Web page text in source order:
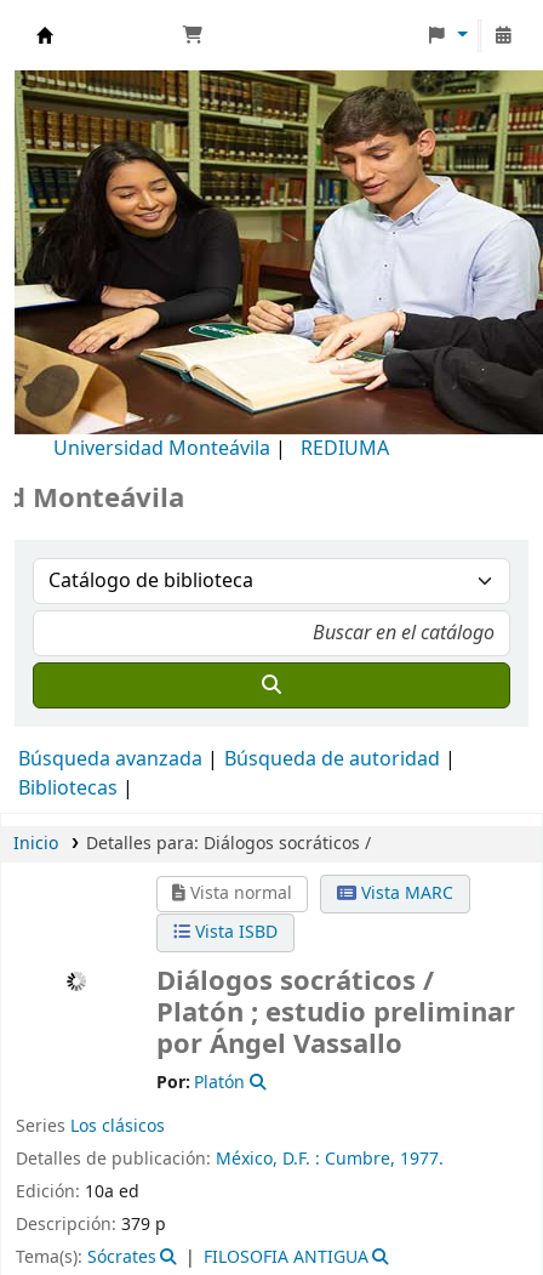
Biblioteca Universidad Monteávila
Universidad Monteávila | REDIUMA
Búsqueda avanzada
Búsqueda de autoridad
Bibliotecas
Inicio Detalles para: Diálogos socráticos /
Vista normal
Vista MARC
Vista ISBD
Diálogos socráticos /
Platón ; estudio preliminar
por Ángel Vassallo
Por: Platón
Series Los clásicos
Detalles de publicación: México, D.F. : Cumbre, 1977.
Edición: 10a ed
Descripción: 379 p
Tema(s): Sócrates
FILOSOFIA ANTIGUA